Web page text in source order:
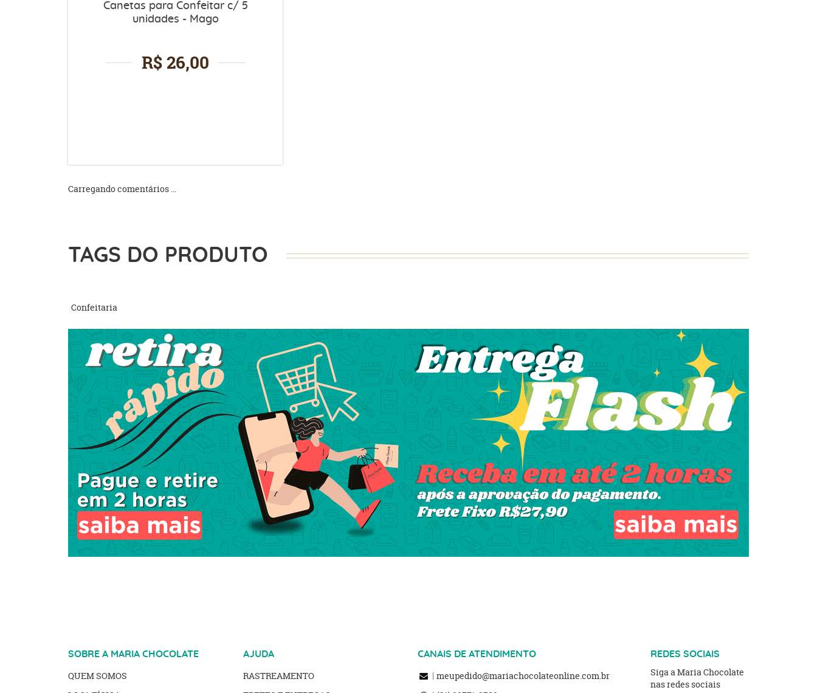
Canetas para Confeitar c/ 5
unidades - Mago
R$ 26,00
Carregando comentários ...
TAGS DO PRODUTO
Confeitaria
SOBRE A MARIA CHOCOLATE
QUEM SOMOS
AJUDA
RASTREAMENTO
CANAIS DE ATENDIMENTO
meupedido@mariachocolateonline.com.br
REDES SOCIAIS
Siga a Maria Chocolate
nas redes sociais